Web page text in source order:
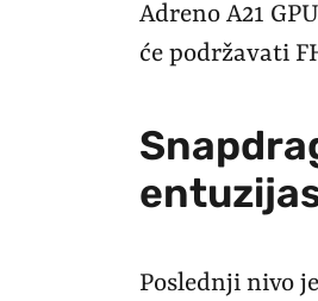
Adreno A21
će podržavati
Poslednji nivo